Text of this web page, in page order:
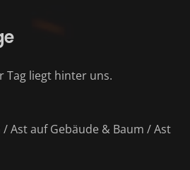
liegt hinter uns.
Ast auf Gebäude & Baum / Ast